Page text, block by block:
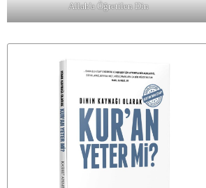
Allah'a Öğretilen Din